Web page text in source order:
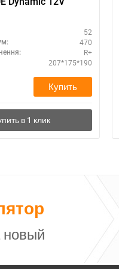
52
470
R+
207*175*190
Купить
новый